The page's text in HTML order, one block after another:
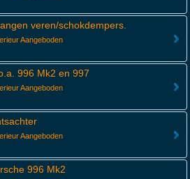
veren/schokdempers.
Aangeboden
996 Mk2 en 997
Aangeboden
Aangeboden
996 Mk2